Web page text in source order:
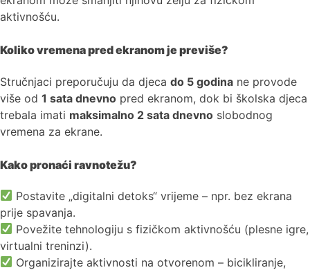
aktivnošću.
Koliko vremena pred ekranom je previše?
Stručnjaci preporučuju da djeca do 5 godina ne provode
više od 1 sata dnevno pred ekranom, dok bi školska djeca
trebala imati maksimalno 2 sata dnevno slobodnog
vremena za ekrane.
Kako pronaći ravnotežu?
Postavite „digitalni detoks“ vrijeme – npr. bez ekrana
prije spavanja.
Povežite tehnologiju s fizičkom aktivnošću (plesne igre,
virtualni treninzi).
Organizirajte aktivnosti na otvorenom – bicikliranje,